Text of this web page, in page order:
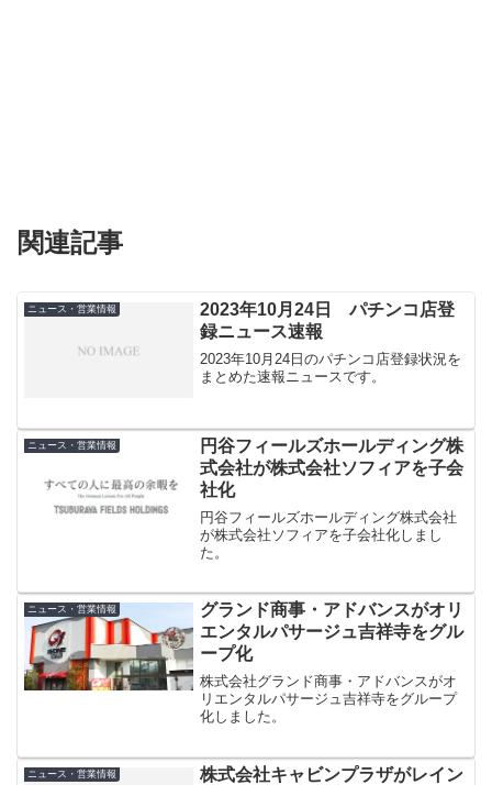
関連記事
ニュース・営業情報
2023年10月24日 パチンコ店登
録ニュース速報
2023年10月24日のパチンコ店登録状況を
まとめた速報ニュースです。
ニュース・営業情報
円谷フィールズホールディング株
式会社が株式会社ソフィアを子会
社化
円谷フィールズホールディング株式会社
が株式会社ソフィアを子会社化しまし
た。
ニュース・営業情報
グランド商事・アドバンスがオリ
エンタルパサージュ吉祥寺をグル
ープ化
株式会社グランド商事・アドバンスがオ
リエンタルパサージュ吉祥寺をグループ
化しました。
ニュース・営業情報
株式会社キャビンプラザがレイン